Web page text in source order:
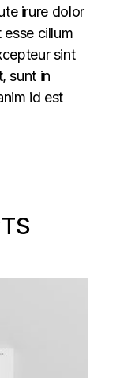
irure dolor
cillum
sint
sunt in
id est